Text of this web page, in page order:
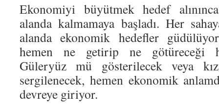
Ekonomiyi büyütmek hedef
alanda kalmamaya başladı. Her
alanda ekonomik hedefler
hemen ne getirip ne götüreceği
Güleryüz mü gösterilecek veya
sergilenecek, hemen ekonomik
devreye giriyor.